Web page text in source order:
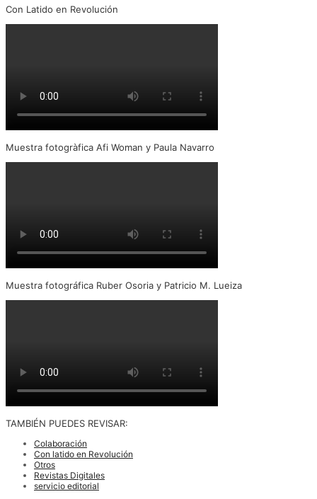
Con Latido en Revolución
Muestra fotogràfica Afi Woman y Paula Navarro
Muestra fotográfica Ruber Osoria y Patricio M. Lueiza
TAMBIÉN PUEDES REVISAR:
Colaboración
Con latido en Revolución
Otros
Revistas Digitales
servicio editorial